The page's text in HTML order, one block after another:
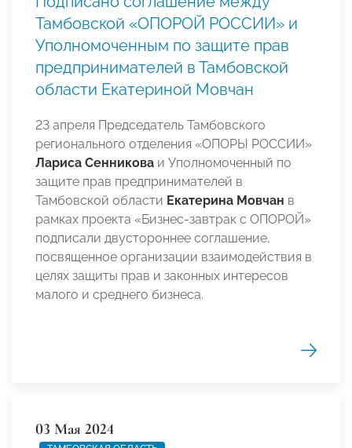
Тамбовской «ОПОРОЙ РОССИИ» и
Уполномоченным по защите прав
предпринимателей в Тамбовской
области Екатериной Мовчан
23 апреля Председатель Тамбовского
регионального отделения «ОПОРЫ РОССИИ»
Лариса Сенникова и Уполномоченный по
защите прав предпринимателей в
Тамбовской области Екатерина Мовчан в
рамках проекта «Бизнес-завтрак с ОПОРОЙ»
подписали двустороннее соглашение,
посвященное организации взаимодействия в
целях защиты прав и законных интересов
малого и среднего бизнеса.
03 Мая 2024